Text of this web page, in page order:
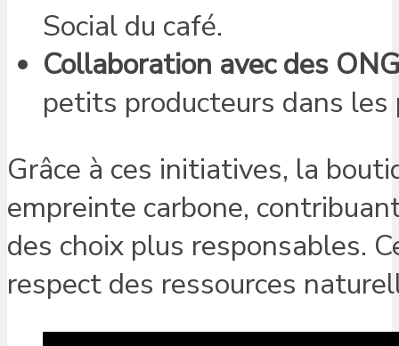
Social du café.
Collaboration avec des
petits producteurs dans les
Grâce à ces initiatives, la
empreinte carbone,
des choix plus responsables.
respect des ressources